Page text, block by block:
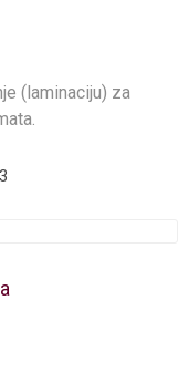
(laminaciju) za